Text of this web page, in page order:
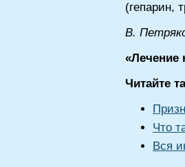
(гепарин,
В.
«Лечение
Читайте
Что
Вся